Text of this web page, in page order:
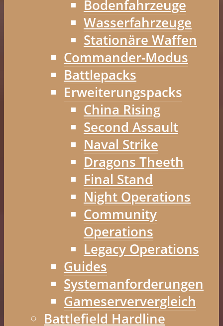
Bodenfahrzeuge
Wasserfahrzeuge
Stationäre Waffen
Commander-Modus
Battlepacks
Erweiterungspacks
China Rising
Second Assault
Naval Strike
Dragons Theeth
Final Stand
Night Operations
Community
Operations
Legacy Operations
Guides
Systemanforderungen
Gameserververgleich
Battlefield Hardline